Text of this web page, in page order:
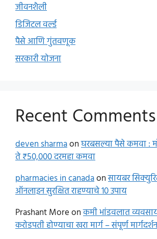
जीवनशैली
डिजिटल वर्ल्ड
पैसे आणि गुंतवणूक
सरकारी योजना
Recent Comments
deven sharmaonघरबसल्या पैसे कमवा :
ते ₹50,000 दरमहा कमवा
pharmacies in canadaonसायबर
ऑनलाइन सुरक्षित राहण्याचे 10 उपाय
Prashant Moreonकमी भांडवलात
करोडपती होण्याचा खरा मार्ग – संपूर्ण मार्गदर्शन